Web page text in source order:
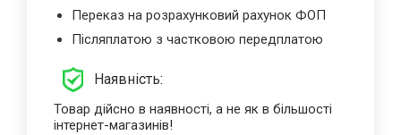
Переказ на розрахунковий рахунок ФОП
Післяплатою з частковою передплатою
Наявність:
Товар дійсно в наявності, а не як в більшості
інтернет-магазинів!